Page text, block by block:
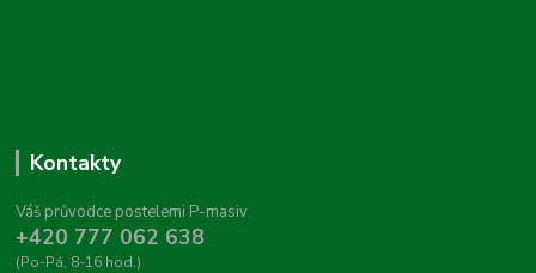
Kontakty
Váš průvodce postelemi P-masiv
+420 777 062 638
(Po-Pá, 8-16 hod.)